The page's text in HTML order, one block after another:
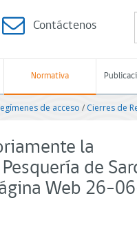
Contáctenos
Normativa
de acceso / Cierres de
la
de
Web 26-